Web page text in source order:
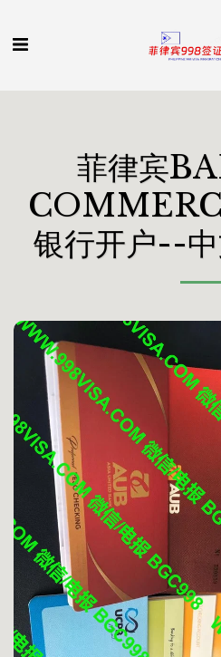
菲律宾
银行开户--